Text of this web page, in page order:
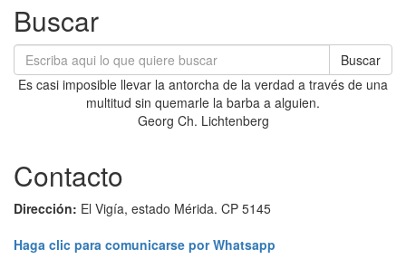
Buscar
Buscar
Es casi imposible llevar la antorcha de la verdad a través de una
multitud sin quemarle la barba a alguien.
Georg Ch. Lichtenberg
Contacto
Dirección: El Vigía, estado Mérida. CP 5145
Haga clic para comunicarse por Whatsapp